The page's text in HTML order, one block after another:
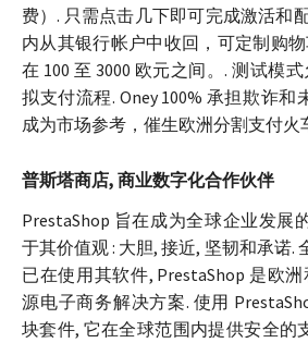
费）. 只需点击几下即可完成激活和
内从其银行帐户中收回，可定制购
在 100 至 3000 欧元之间。. 测试模
拟支付流程. Oney 100% 承担欺诈和
成为市场参考，催生欧洲分割支付火
普斯塔商店, 商业数字化合作伙伴
PrestaShop 旨在成为全球企业发展
于其价值观 : 大胆, 接近, 坚韧和承诺.
已在使用其软件, PrestaShop 是欧
源电子商务解决方案. 使用
块套件, 它在全球范围内提供安全的